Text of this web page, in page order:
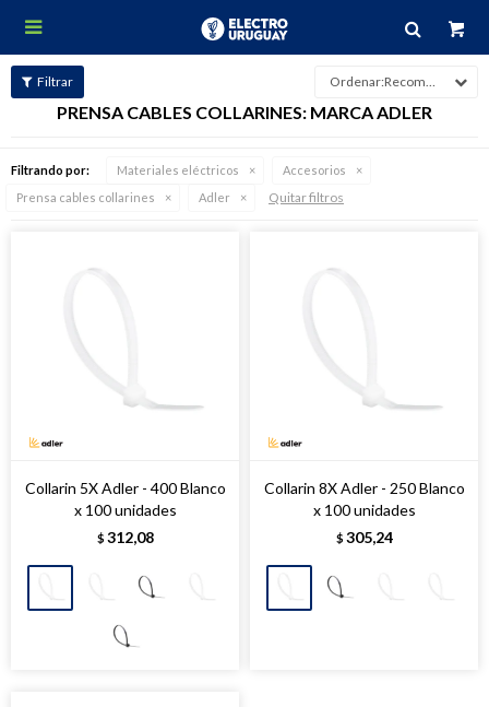

Recomendados
PRENSA CABLES COLLARINES: MARCA ADLER
Filtrando por: Materiales eléctricos
Accesorios
Prensa cables collarines
Adler Quitar filtros
Collarin 5X Adler - 400 Blanco
x 100 unidades
$ 312,08
Collarin 8X Adler - 250 Blanco
x 100 unidades
$ 305,24